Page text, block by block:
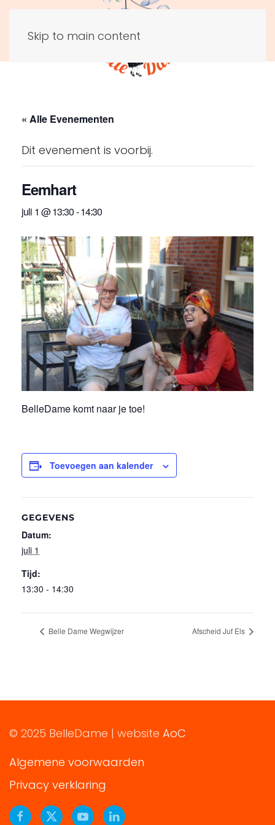
Skip to main content
« Alle Evenementen
Dit evenement is voorbij.
Eemhart
juli 1 @ 13:30-14:30
BelleDame komt naar je toe!
Toevoegen aan kalender
GEGEVENS
Datum:
juli 1
Tijd:
13:30 - 14:30
Belle Dame Wegwijzer Afscheid Juf Els
© 2025 BelleDame | website AoC
Algemene voorwaarden
Privacy verklaring